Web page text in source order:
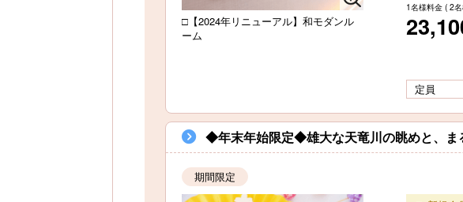
□【2024年リニューアル】和モダンル
ーム
1名様料金 ( 2
定員
◆年末年始限定◆雄大な天竜川の眺めと、ま
期間限定